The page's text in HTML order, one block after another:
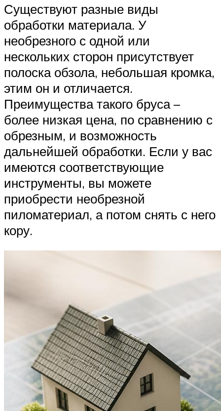
Существуют разные виды
обработки материала. У
необрезного с одной или
нескольких сторон присутствует
полоска обзола, небольшая кромка,
этим он и отличается.
Преимущества такого бруса –
более низкая цена, по сравнению с
обрезным, и возможность
дальнейшей обработки. Если у вас
имеются соответствующие
инструменты, вы можете
приобрести необрезной
пиломатериал, а потом снять с него
кору.